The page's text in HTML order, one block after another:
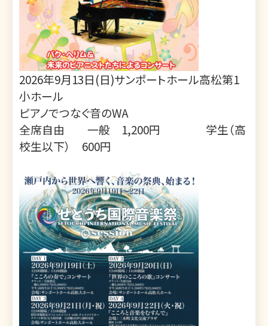
2026年9月13日(日)サンポートホール高松第1
小ホール
ピアノでつなぐ音のWA
全席自由 一般 1,200円 学生（高
校生以下） 600円